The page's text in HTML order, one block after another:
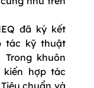
đã ký kết
tác kỹ thuật
Trong khuôn
kiến hợp tác